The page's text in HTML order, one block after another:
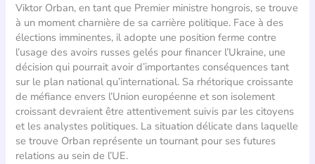
Viktor Orban, en tant que Premier ministre hongrois, se trouve
à un moment charnière de sa carrière politique. Face à des
élections imminentes, il adopte une position ferme contre
l’usage des avoirs russes gelés pour financer l’Ukraine, une
décision qui pourrait avoir d’importantes conséquences tant
sur le plan national qu’international. Sa rhétorique croissante
de méfiance envers l’Union européenne et son isolement
croissant devraient être attentivement suivis par les citoyens
et les analystes politiques. La situation délicate dans laquelle
se trouve Orban représente un tournant pour ses futures
relations au sein de l’UE.